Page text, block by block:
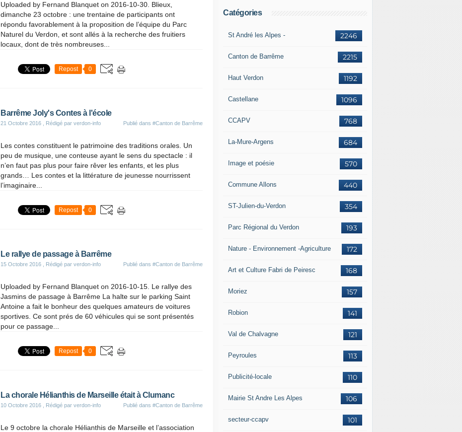
Uploaded by Fernand Blanquet on 2016-10-30. Blieux,
dimanche 23 octobre : une trentaine de participants ont
répondu favorablement à la proposition de l’équipe du Parc
Naturel du Verdon, et sont allés à la recherche des fruitiers
locaux, dont de très nombreuses...
Repost 0
Barrême Joly's Contes à l'école
21 Octobre 2016 , Rédigé par verdon-info Publié dans #Canton de Barrême
Les contes constituent le patrimoine des traditions orales. Un
peu de musique, une conteuse ayant le sens du spectacle : il
n’en faut pas plus pour faire rêver les enfants, et les plus
grands… Les contes et la littérature de jeunesse nourrissent
l’imaginaire...
Repost 0
Le rallye de passage à Barrême
15 Octobre 2016 , Rédigé par verdon-info Publié dans #Canton de Barrême
Uploaded by Fernand Blanquet on 2016-10-15. Le rallye des
Jasmins de passage à Barrême La halte sur le parking Saint
Antoine a fait le bonheur des quelques amateurs de voitures
sportives. Ce sont prés de 60 véhicules qui se sont présentés
pour ce passage...
Repost 0
La chorale Hélianthis de Marseille était à Clumanc
10 Octobre 2016 , Rédigé par verdon-info Publié dans #Canton de Barrême
Le 9 octobre la chorale Hélianthis de Marseille et l’association
Catégories
2246
St André les Alpes -
2215
Canton de Barrême
1192
Haut Verdon
1096
Castellane
768
CCAPV
684
La-Mure-Argens
570
Image et poésie
440
Commune Allons
354
ST-Julien-du-Verdon
193
Parc Régional du Verdon
172
Nature - Environnement -Agriculture
168
Art et Culture Fabri de Peiresc
157
Moriez
141
Robion
121
Val de Chalvagne
113
Peyroules
110
Publicité-locale
106
Mairie St Andre Les Alpes
101
secteur-ccapv